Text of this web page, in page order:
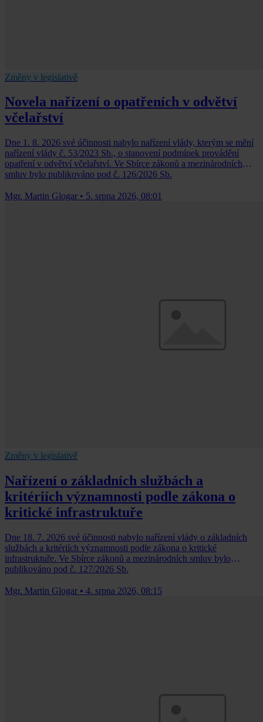
Změny v legislativě
Novela nařízení o opatřeních v odvětví
včelařství
Dne 1. 8. 2026 své účinnosti nabylo nařízení vlády, kterým se mění
nařízení vlády č. 53/2023 Sb., o stanovení podmínek provádění
opatření v odvětví včelařství. Ve Sbírce zákonů a mezinárodních
smluv bylo publikováno pod č. 126/2026 Sb.
Mgr. Martin Glogar • 5. srpna 2026, 08:01
Změny v legislativě
Nařízení o základních službách a
kritériích významnosti podle zákona o
kritické infrastruktuře
Dne 18. 7. 2026 své účinnosti nabylo nařízení vlády o základních
službách a kritériích významnosti podle zákona o kritické
infrastruktuře. Ve Sbírce zákonů a mezinárodních smluv bylo
publikováno pod č. 127/2026 Sb.
Mgr. Martin Glogar • 4. srpna 2026, 08:15